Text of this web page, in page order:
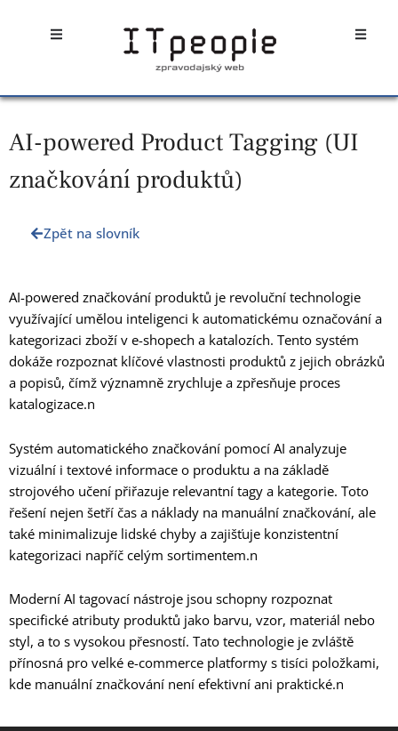
Open Open
AI-powered Product Tagging (UI
značkování produktů)
Zpět na slovník
AI-powered značkování produktů je revoluční technologie
využívající umělou inteligenci k automatickému označování a
kategorizaci zboží v e-shopech a katalozích. Tento systém
dokáže rozpoznat klíčové vlastnosti produktů z jejich obrázků
a popisů, čímž významně zrychluje a zpřesňuje proces
katalogizace.n
Systém automatického značkování pomocí AI analyzuje
vizuální i textové informace o produktu a na základě
strojového učení přiřazuje relevantní tagy a kategorie. Toto
řešení nejen šetří čas a náklady na manuální značkování, ale
také minimalizuje lidské chyby a zajišťuje konzistentní
kategorizaci napříč celým sortimentem.n
Moderní AI tagovací nástroje jsou schopny rozpoznat
specifické atributy produktů jako barvu, vzor, materiál nebo
styl, a to s vysokou přesností. Tato technologie je zvláště
přínosná pro velké e-commerce platformy s tisíci položkami,
kde manuální značkování není efektivní ani praktické.n